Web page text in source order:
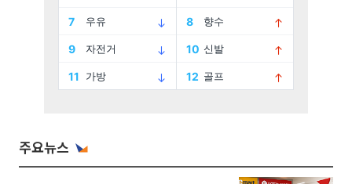
주요뉴스